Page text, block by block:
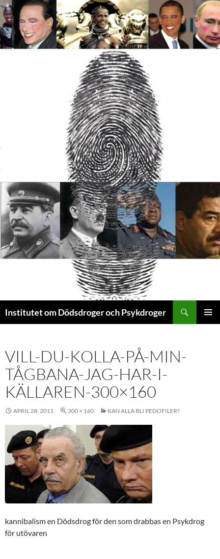
Institutet om Dödsdroger och Psykdroger
VILL-DU-KOLLA-PÅ-MIN-
TÅGBANA-JAG-HAR-I-
KÄLLAREN-300×160
APRIL 28, 2011 300 × 160 KAN ALLA BLI PEDOFILER?
kannibalism en Dödsdrog för den som drabbas en Psykdrog
för utövaren